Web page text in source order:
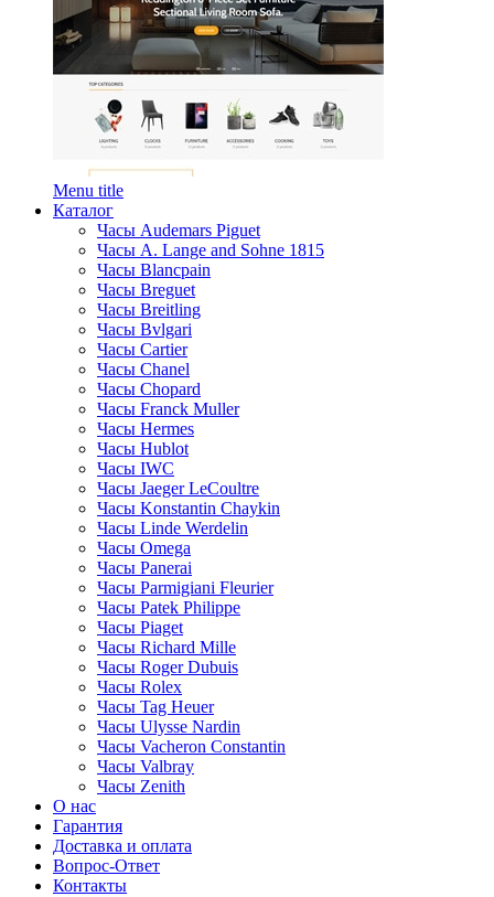
Menu title
Каталог
Часы Audemars Piguet
Часы A. Lange and Sohne 1815
Часы Blancpain
Часы Breguet
Часы Breitling
Часы Bvlgari
Часы Cartier
Часы Chanel
Часы Chopard
Часы Franck Muller
Часы Hermes
Часы Hublot
Часы IWC
Часы Jaeger LeCoultre
Часы Konstantin Chaykin
Часы Linde Werdelin
Часы Omega
Часы Panerai
Часы Parmigiani Fleurier
Часы Patek Philippe
Часы Piaget
Часы Richard Mille
Часы Roger Dubuis
Часы Rolex
Часы Tag Heuer
Часы Ulysse Nardin
Часы Vacheron Constantin
Часы Valbray
Часы Zenith
О нас
Гарантия
Доставка и оплата
Вопрос-Ответ
Контакты